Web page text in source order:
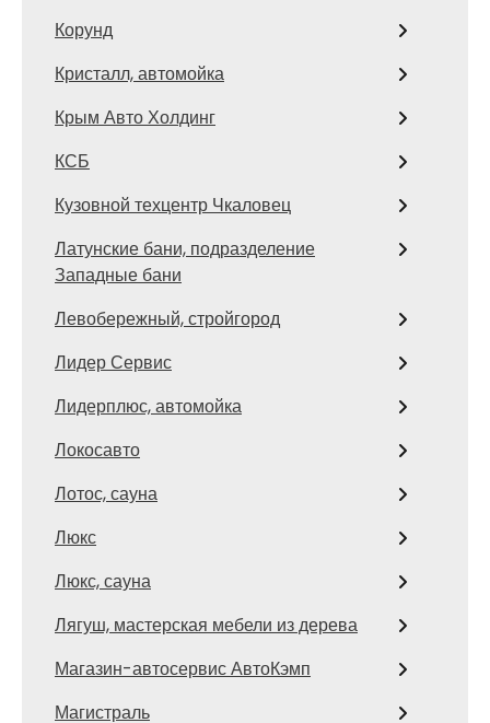
Корунд
Кристалл, автомойка
Крым Авто Холдинг
КСБ
Кузовной техцентр Чкаловец
Латунские бани, подразделение
Западные бани
Левобережный, стройгород
Лидер Сервис
Лидерплюс, автомойка
Локосавто
Лотос, сауна
Люкс
Люкс, сауна
Лягуш, мастерская мебели из дерева
Магазин-автосервис АвтоКэмп
Магистраль